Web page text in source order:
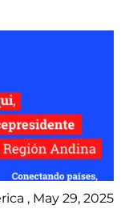
, May 29, 2025